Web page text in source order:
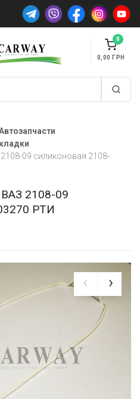
0
0,00
09 силиконовая 2108-
ВАЗ 2108-09
РТИ